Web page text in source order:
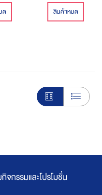
ด สินค้าหมด
จกรรมและโปรโมชั่น